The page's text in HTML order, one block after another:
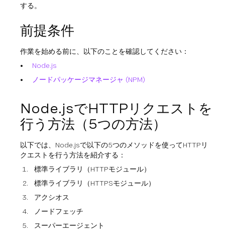
する。
前提条件
作業を始める前に、以下のことを確認してください：
Node.js
ノードパッケージマネージャ (NPM)
Node.jsでHTTPリクエストを
行う方法（5つの方法）
以下では、Node.jsで以下の5つのメソッドを使ってHTTPリ
クエストを行う方法を紹介する：
標準ライブラリ（HTTPモジュール）
標準ライブラリ（HTTPSモジュール）
アクシオス
ノードフェッチ
スーパーエージェント